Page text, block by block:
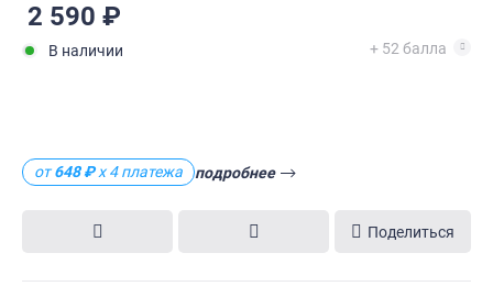
2 590 ₽
В наличии + 52 балла
от648 ₽х 4 платежа подробнее
Поделиться